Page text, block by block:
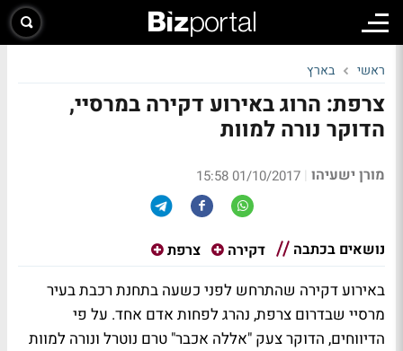
ראשי בארץ
צרפת: הרוג באירוע דקירה במרסיי,
הדוקר נורה למוות
מורן ישעיהו |
01/10/2017 15:58
נושאים בכתבה דקירה צרפת
באירוע דקירה שהתרחש לפני כשעה בתחנת רכבת בעיר
מרסיי שבדרום צרפת, נהרג לפחות אדם אחד. על פי
הדיווחים, הדוקר צעק "אללה אכבר" טרם נוטרל ונורה למוות